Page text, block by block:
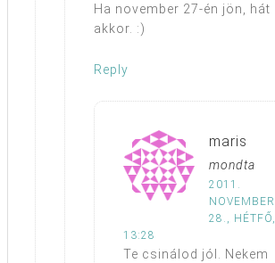
Ha november 27-én jön, hát
akkor. :)
Reply
maris
mondta
2011.
NOVEMBER
28., HÉTFŐ,
13:28
Te csinálod jól. Nekem